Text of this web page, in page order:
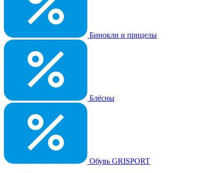
Бинокли и прицелы
Блёсны
Обувь GRISPORT